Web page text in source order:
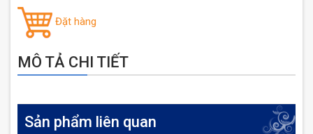
Đặt hàng
MÔ TẢ CHI TIẾT
Sản phẩm liên quan